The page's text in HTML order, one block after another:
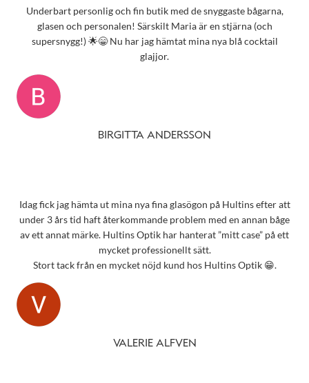
Underbart personlig och fin butik med de snyggaste bågarna,
glasen och personalen! Särskilt Maria är en stjärna (och
supersnygg!) 🌟😁 Nu har jag hämtat mina nya blå cocktail
glajjor.
BIRGITTA ANDERSSON
Idag fick jag hämta ut mina nya fina glasögon på Hultins efter att
under 3 års tid haft återkommande problem med en annan båge
av ett annat märke. Hultins Optik har hanterat ”mitt case” på ett
mycket professionellt sätt.
Stort tack från en mycket nöjd kund hos Hultins Optik 😁.
VALERIE ALFVEN